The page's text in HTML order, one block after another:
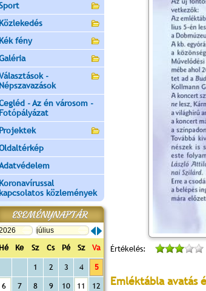
Közlekedés
Kék fény
-
Népszavazások
- Az én városom -
Fotópályázat
Projektek
Koronavírussal
kapcsolatos közlemények
ESEMÉNYNAPTÁR
Hé Ke Sz Cs Pé Sz Va
1 2 3 4 5
6 7 8 9 10 11 12
Értékelés:
Emléktábla avatás